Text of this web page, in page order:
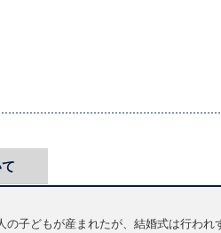
子どもが産まれたが、結婚式は行わ